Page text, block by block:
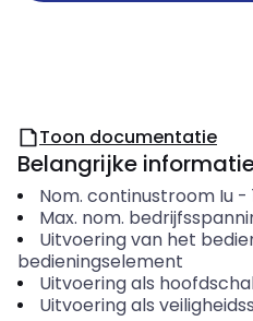
Toon documentatie
Belangrijke
Nom. continustroom Iu-
Max. nom.
Uitvoering van het
bedieningselement
Uitvoering als
Uitvoering als